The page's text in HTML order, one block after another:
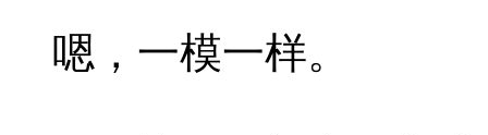
嗯，一模一样。